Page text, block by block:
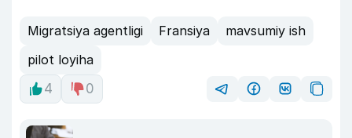
Migratsiya agentligi Fransiya
mavsumiy ish
pilot loyiha
4
0